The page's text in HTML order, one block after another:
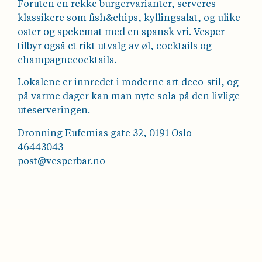
Foruten en rekke burgervarianter, serveres
klassikere som fish&chips, kyllingsalat, og ulike
oster og spekemat med en spansk vri. Vesper
tilbyr også et rikt utvalg av øl, cocktails og
champagnecocktails.
Lokalene er innredet i moderne art deco-stil, og
på varme dager kan man nyte sola på den livlige
uteserveringen.
Dronning Eufemias gate 32, 0191 Oslo
46443043
post@vesperbar.no